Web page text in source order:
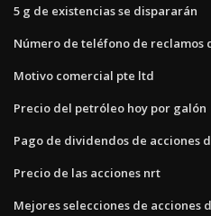
5 g de existencias se dispararán
Número de teléfono de reclamos
Motivo comercial pte ltd
Precio del petróleo hoy por galón
Pago de dividendos de acciones
Precio de las acciones nrt
Mejores selecciones de acciones